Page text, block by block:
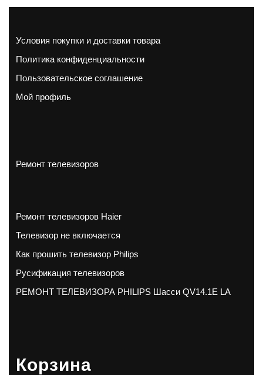
Условия покупки и доставки товара
Политика конфиденциальности
Пользовательское соглашение
Мой профиль
Ремонт телевизоров
Ремонт телевизоров Haier
Телевизор не включается
Как прошить телевизор Philips
Русификация телевизоров
РЕМОНТ ТЕЛЕВИЗОРА PHILIPS Шасси QV14.1E LA
Корзина